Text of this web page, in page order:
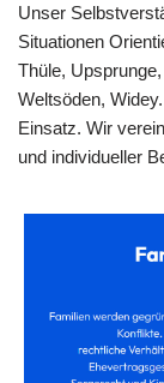
Unser
Situationen
Thüle,
Weltsöden,
Einsatz. Wir
und individueller